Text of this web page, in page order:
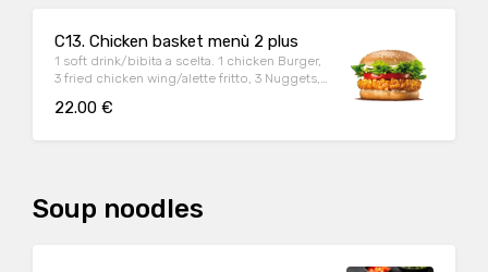
C13. Chicken basket menù 2 plus
1 soft drink/bibita a scelta. 1 chicken Burger,
3 fried chicken wing/alette fritto, 3 Nuggets, 3
chicken wings,1 patate fritte, 2 sauce/salsa a
22.00 €
Soup noodles